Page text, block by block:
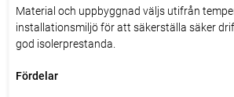
Material och uppbyggnad väljs utifrån
installationsmiljö för att säkerställa säker
god isolerprestanda.
Fördelar